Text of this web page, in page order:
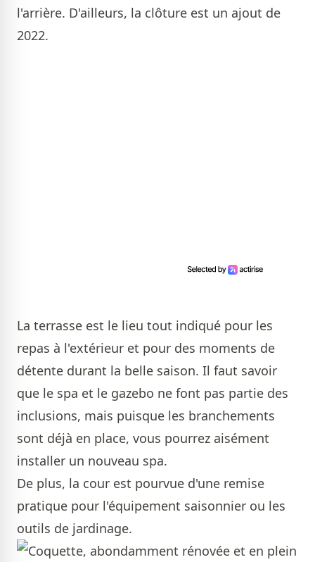
l'arrière. D'ailleurs, la clôture est un ajout de
2022.
La terrasse est le lieu tout indiqué pour les
repas à l'extérieur et pour des moments de
détente durant la belle saison. Il faut savoir
que le spa et le gazebo ne font pas partie des
inclusions, mais puisque les branchements
sont déjà en place, vous pourrez aisément
installer un nouveau spa.
De plus, la cour est pourvue d'une remise
pratique pour l'équipement saisonnier ou les
outils de jardinage.